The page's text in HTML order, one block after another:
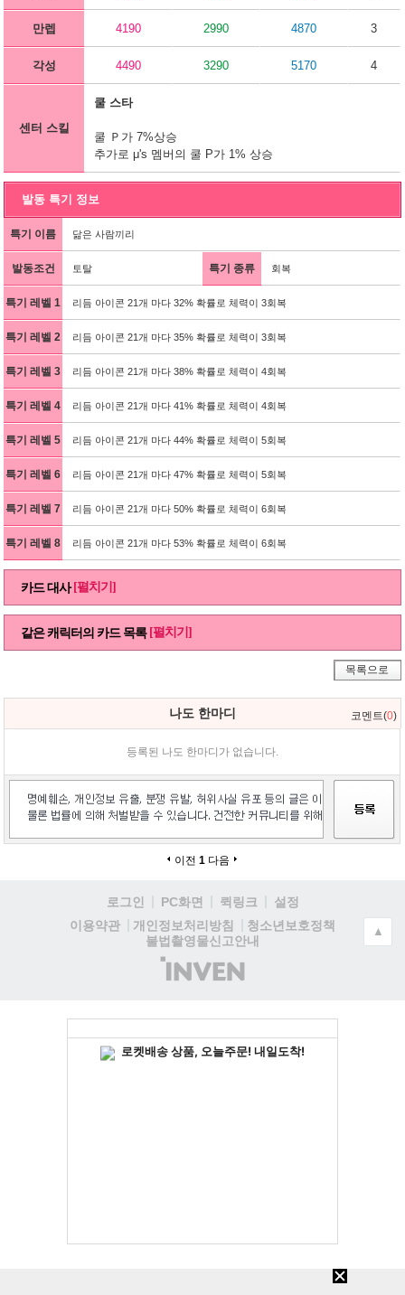
만렙 4190 2990 4870 3
각성 4490 3290 5170 4
센터 스킬
쿨 스타
쿨 Ｐ가 7%상승
추가로 μ's 멤버의 쿨 P가 1% 상승
발동 특기 정보
특기 이름 닮은 사람끼리
발동조건 토탈 특기 종류 회복
특기 레벨 1 리듬 아이콘 21개 마다 32% 확률로 체력이 3회복
특기 레벨 2 리듬 아이콘 21개 마다 35% 확률로 체력이 3회복
특기 레벨 3 리듬 아이콘 21개 마다 38% 확률로 체력이 4회복
특기 레벨 4 리듬 아이콘 21개 마다 41% 확률로 체력이 4회복
특기 레벨 5 리듬 아이콘 21개 마다 44% 확률로 체력이 5회복
특기 레벨 6 리듬 아이콘 21개 마다 47% 확률로 체력이 5회복
특기 레벨 7 리듬 아이콘 21개 마다 50% 확률로 체력이 6회복
특기 레벨 8 리듬 아이콘 21개 마다 53% 확률로 체력이 6회복
카드 대사 [펼치기]
같은 캐릭터의 카드 목록 [펼치기]
목록으로
나도 한마디 코멘트(0)
등록된 나도 한마디가 없습니다.
이전 1 다음
로그인 PC화면 퀵링크
설정
이용약관
개인정보처리방침
청소년보호정책
불법촬영물신고안내
(주)
인
▲